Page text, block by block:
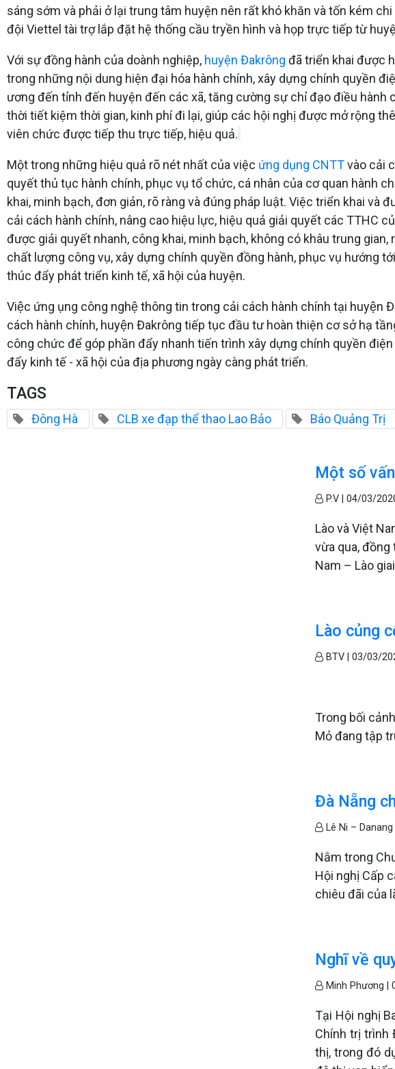
sáng sớm và phải ở lại trung tâm huyện nên rất khó khăn và tốn kém
đội Viettel tài trợ lắp đặt hệ thống cầu tryền hình và họp trực tiếp từ
Với sự đồng hành của doành nghiệp, huyện Đakrông đã triển khai được
trong những nội dung hiện đại hóa hành chính, xây dựng chính quyền
ương đến tỉnh đến huyện đến các xã, tăng cường sự chỉ đạo điều hành
thời tiết kiệm thời gian, kinh phí đi lại, giúp các hội nghị được mở rộng
viên chức được tiếp thu trực tiếp, hiệu quả.
Một trong những hiệu quả rõ nét nhất của việc ứng dụng CNTTvào cải
quyết thủ tục hành chính, phục vụ tổ chức, cá nhân của cơ quan hành
khai, minh bạch, đơn giản, rõ ràng và đúng pháp luật. Việc triển khai
cải cách hành chính, nâng cao hiệu lực, hiệu quả giải quyết các TTHC
được giải quyết nhanh, công khai, minh bạch, không có khâu trung
chất lượng công vụ, xây dựng chính quyền đồng hành, phục vụ hướng
thúc đẩy phát triển kinh tế, xã hội của huyện.
Việc ứng ụng công nghệ thông tin trong cải cách hành chính tại huyện
cách hành chính, huyện Đakrông tiếp tục đầu tư hoàn thiện cơ sở hạ
công chức để góp phần đẩy nhanh tiến trình xây dựng chính quyền
đẩy kinh tế - xã hội của địa phương ngày càng phát triển.
TAGS
Đông Hà CLB xe đạp thể thao Lao Bảo Báo Quảng Trị
Một số
P.V |04/03/
Lào và Việt
vừa qua,
Nam – Lào
Lào củng
BTV |03/03/
Trong bối
Mỏ đang tập
Đà Nẵng
Lê Ni –
Nằm trong
Hội nghị Cấp
chiêu đãi của
Nghĩ về
Minh Phương |
Tại Hội nghị
Chính trị trình
thị, trong đó